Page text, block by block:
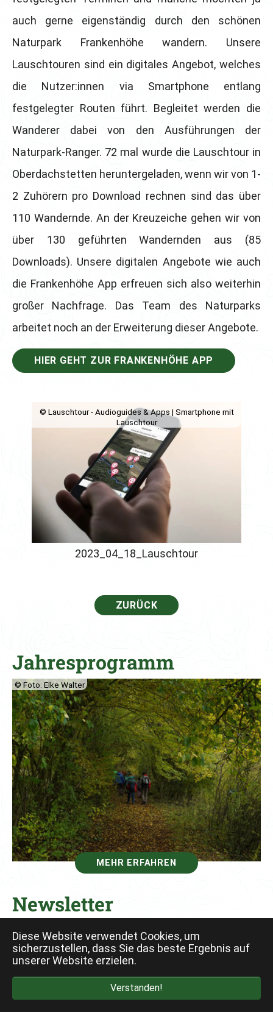
Diese Website verwendet Cookies, um
sicherzustellen, dass Sie das beste Ergebnis auf
unserer Website erzielen.
Verstanden!
auch gerne eigenständig durch den schönen
Naturpark Frankenhöhe wandern. Unsere
Lauschtouren sind ein digitales Angebot, welches
die Nutzer:innen via Smartphone entlang
festgelegter Routen führt. Begleitet werden die
Wanderer dabei von den Ausführungen der
Naturpark-Ranger. 72 mal wurde die Lauschtour in
Oberdachstetten heruntergeladen, wenn wir von 1-
2 Zuhörern pro Download rechnen sind das über
110 Wandernde. An der Kreuzeiche gehen wir von
über 130 geführten Wandernden aus (85
Downloads). Unsere digitalen Angebote wie auch
die Frankenhöhe App erfreuen sich also weiterhin
großer Nachfrage. Das Team des Naturparks
arbeitet noch an der Erweiterung dieser Angebote.
HIER GEHT ZUR FRANKENHÖHE APP
© Lauschtour - Audioguides & Apps | Smartphone mit
Lauschtour
2023_04_18_Lauschtour
ZURÜCK
Weitere Seiten
Jahresprogramm
© Foto: Elke Walter
MEHR ERFAHREN
Newsletter